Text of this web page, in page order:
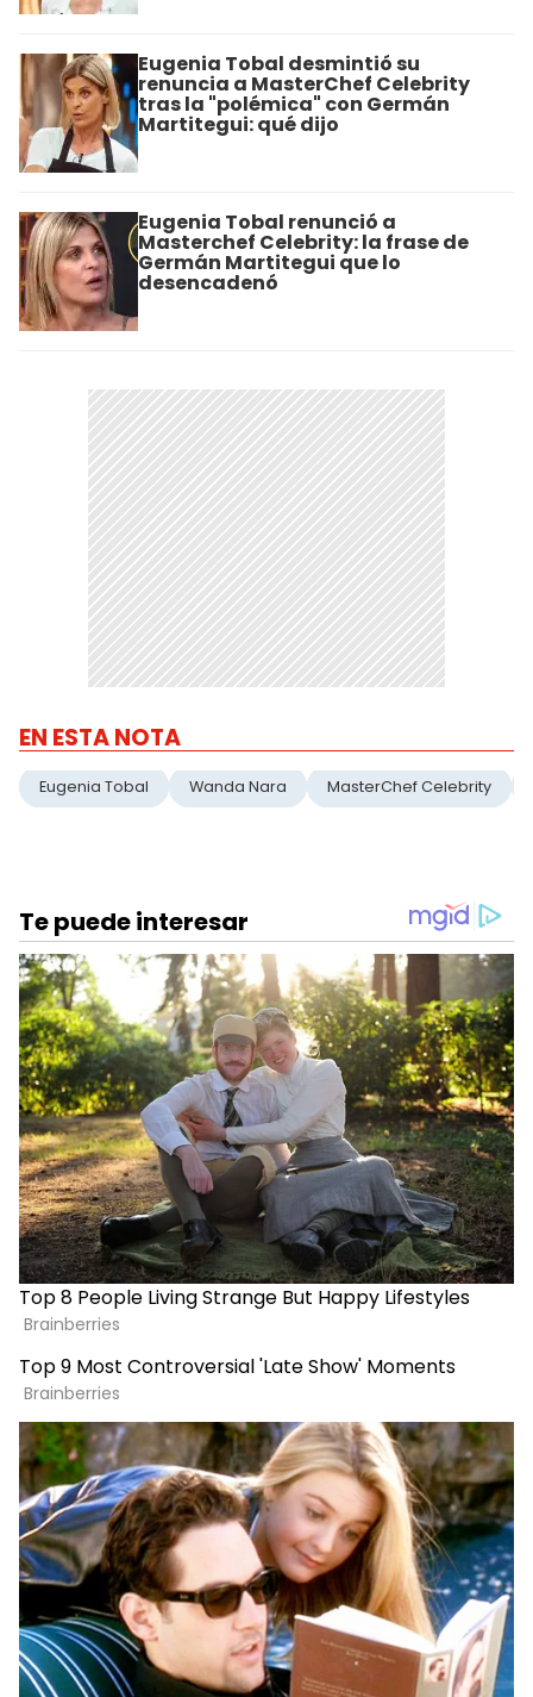
Eugenia Tobal desmintió su
renuncia a MasterChef Celebrity
tras la "polémica" con Germán
Martitegui: qué dijo
Eugenia Tobal renunció a
Masterchef Celebrity: la frase de
Germán Martitegui que lo
desencadenó
EN ESTA NOTA
Eugenia Tobal Wanda Nara MasterChef Celebrity